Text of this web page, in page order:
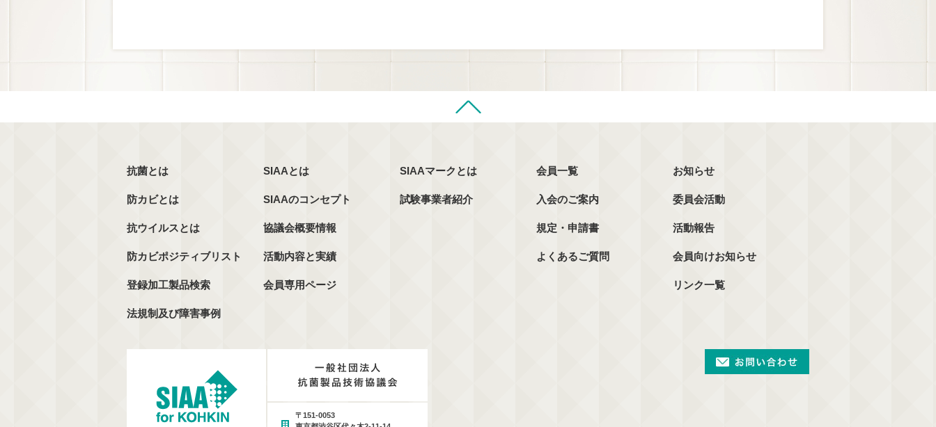
抗菌とは
防カビとは
抗ウイルスとは
防カビポジティブリスト
登録加工製品検索
法規制及び障害事例
SIAAとは
SIAAのコンセプト
協議会概要情報
活動内容と実績
会員専用ページ
SIAAマークとは
試験事業者紹介
会員一覧
入会のご案内
規定・申請書
よくあるご質問
お知らせ
委員会活動
活動報告
会員向けお知らせ
リンク一覧
〒151-0053